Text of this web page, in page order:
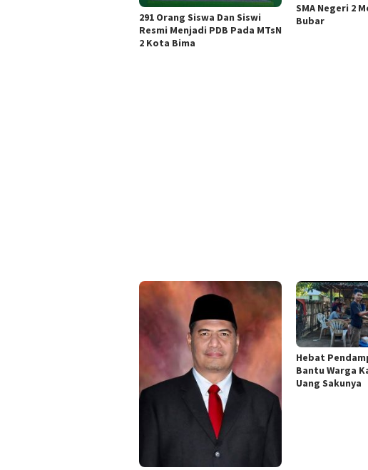
291 Orang Siswa Dan Siswi
Resmi Menjadi PDB Pada MTsN
2 Kota Bima
SMA Negeri 2
Bubar
Hebat
Bantu Warga
Uang Sakunya